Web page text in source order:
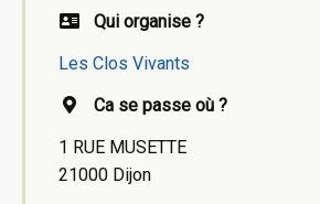
Qui organise ?
Les Clos Vivants
Ca se passe où ?
1 RUE MUSETTE
21000 Dijon